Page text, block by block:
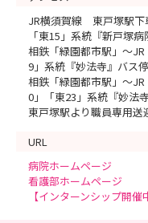
JR横須賀線 東戸塚駅
「東15」系統『新戸塚
相鉄「緑園都市駅」～
9」系統『妙法寺』バス
相鉄「緑園都市駅」～
0」「東23」系統『妙法
東戸塚駅より職員専用送
URL
病院ホームページ
看護部ホームページ
【インターンシップ開催